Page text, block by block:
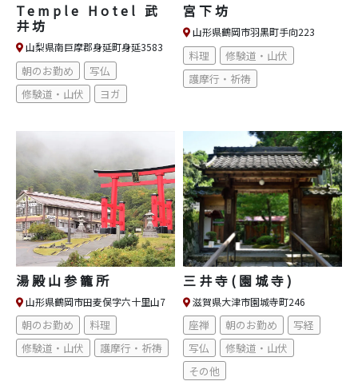
Temple Hotel 武
井坊
山梨県南巨摩郡身延町身延3583
朝のお勤め
写仏
修験道・山伏
ヨガ
宮下坊
山形県鶴岡市羽黒町手向223
料理
修験道・山伏
護摩行・祈祷
湯殿山参籠所
山形県鶴岡市田麦俣字六十里山7
朝のお勤め
料理
修験道・山伏
護摩行・祈祷
三井寺(園城寺)
滋賀県大津市園城寺町246
座禅 朝のお勤め
写経
写仏
修験道・山伏
その他